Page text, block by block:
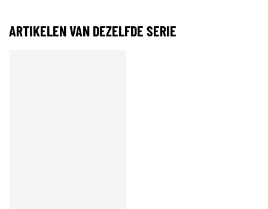
ARTIKELEN VAN DEZELFDE SERIE